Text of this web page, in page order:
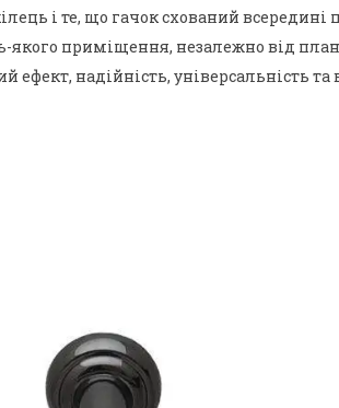
і те, що гачок схований всередині
приміщення, незалежно від
надійність, універсальність та